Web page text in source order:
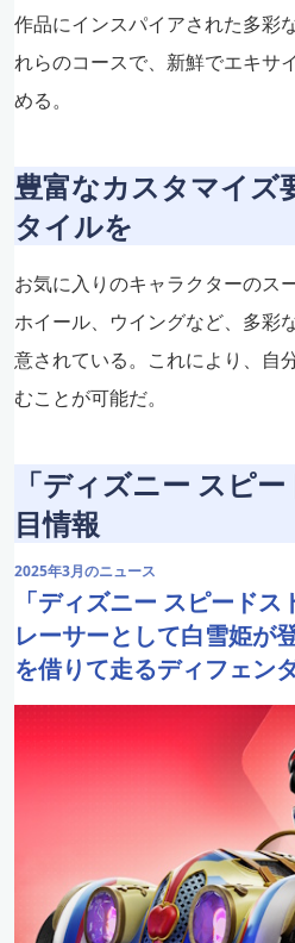
作品にインスパイアされた多彩
れらのコースで、新鮮でエキサ
める。​
豊富なカスタマイズ
タイルを
お気に入りのキャラクターのス
ホイール、ウイングなど、多彩
意されている。これにより、自
むことが可能だ。​
「ディズニー スピ
目情報
2025年3月のニュース
「ディズニー スピード
レーサーとして白雪姫が
を借りて走るディフェン